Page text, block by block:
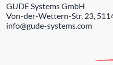
GUDE Systems GmbH
Von-der-Wettern-Str. 23,
info@gude-systems.com